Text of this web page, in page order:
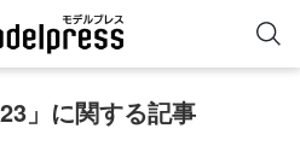
」に関する記事